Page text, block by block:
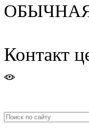
Контакт